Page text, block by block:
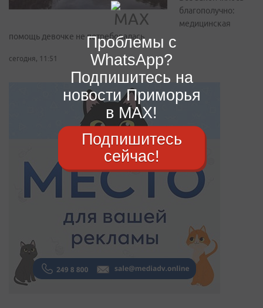
благополучно:
медицинская
помощь девочке не потребовалась
сегодня, 11:51
Проблемы с
WhatsApp?
Подпишитесь на
новости Приморья
в MAX!
Подпишитесь
сейчас!